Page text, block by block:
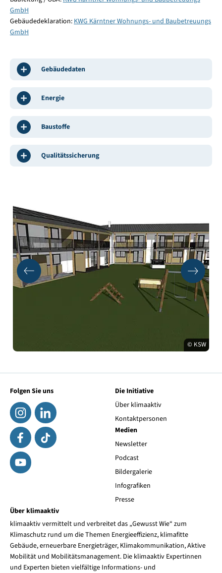
GmbH
Gebäudedeklaration: KWG Kärntner Wohnungs- und Baubetreuungs
GmbH
Gebäudedaten
Energie
Baustoffe
Qualitätssicherung
© KSW
Folgen Sie uns
Die Initiative
Über klimaaktiv
Kontaktpersonen
Medien
Newsletter
Podcast
Bildergalerie
Infografiken
Presse
Über klimaaktiv
klimaaktiv vermittelt und verbreitet das „Gewusst Wie“ zum
Klimaschutz rund um die Themen Energieeffizienz, klimafitte
Gebäude, erneuerbare Energieträger, Klimakommunikation, Aktive
Mobilität und Mobilitätsmanagement. Die klimaaktiv Expertinnen
und Experten bieten vielfältige Informations- und